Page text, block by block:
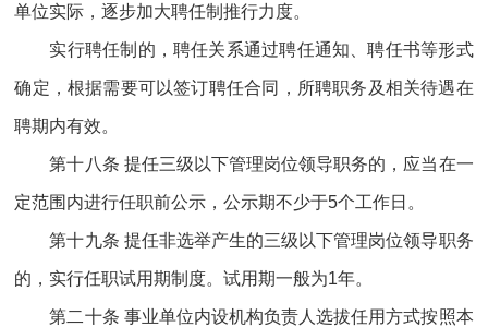
单位实际，逐步加大聘任制推行力度。
实行聘任制的，聘任关系通过聘任通知、聘任书等形式
确定，根据需要可以签订聘任合同，所聘职务及相关待遇在
聘期内有效。
第十八条 提任三级以下管理岗位领导职务的，应当在一
定范围内进行任职前公示，公示期不少于5个工作日。
第十九条 提任非选举产生的三级以下管理岗位领导职务
的，实行任职试用期制度。试用期一般为1年。
第二十条 事业单位内设机构负责人选拔任用方式按照本